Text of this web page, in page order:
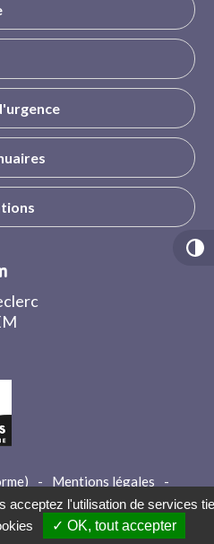
- Mentions légales
-
- Contact
acceptez l'utilisation de services
✓ OK, tout accepter